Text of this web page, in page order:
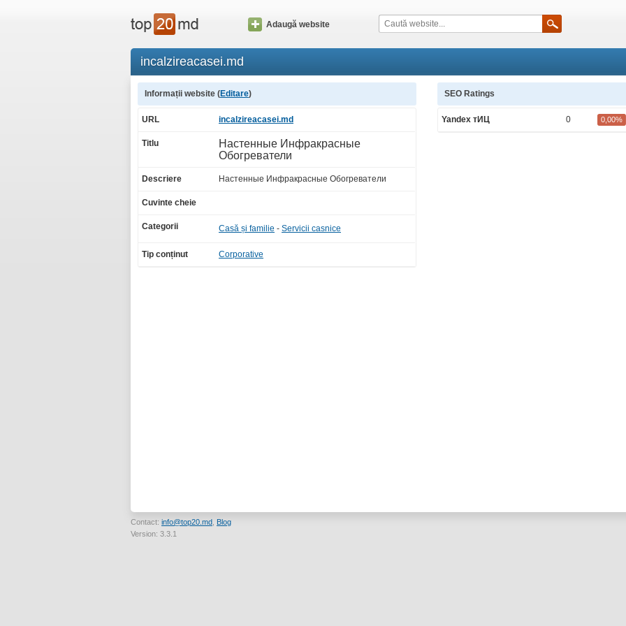
Adaugă website
incalzireacasei.md
Informații website (Editare)
URL incalzireacasei.md
Titlu
Настенные Инфракрасные
Обогреватели
Descriere Настенные Инфракрасные Обогреватели
Cuvinte cheie
Categorii Casă și familie - Servicii casnice
Tip conținut Corporative
SEO Ratings
Yandex тИЦ 0 0,00%
Contact: info@top20.md Blog
Version: 3.3.1